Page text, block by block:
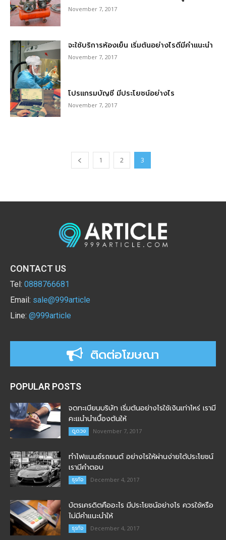
November 7, 2017
จะใช้บริการห้องเย็น เริ่มต้นอย่างไรดีมีคำแนะนำ
November 7, 2017
โปรแกรมบัญชี มีประโยชน์อย่างไร
November 7, 2017
1 2 3
CONTACT US
Tel: 0888766681
Email: sale@999article
Line: @999article
ติดต่อโฆษณา
POPULAR POSTS
จดทะเบียนบริษัท เริ่มต้นอย่างไรใช้เงินเท่าไหร่ เรามี
คะแนำนำเบื้องต้นให้
ดูดวง November 7, 2017
ทำไฟแนนซ์รถยนต์ อย่างไรให้ผ่านง่ายได้ประโยชน์
เรามีคำตอบ
ธุรกิจ December 4, 2017
บัตรเครดิตคืออะไร มีประโยชน์อย่างไร ควรใช้หรือ
ไม่มีคำแนะนำให้
ธุรกิจ December 4, 2017